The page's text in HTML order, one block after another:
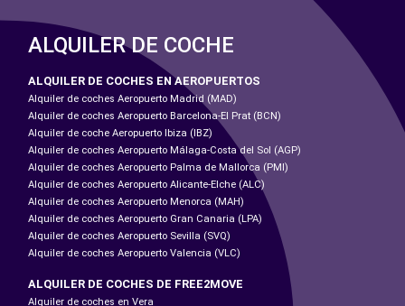
ALQUILER DE COCHE
ALQUILER DE COCHES EN AEROPUERTOS
Alquiler de coches Aeropuerto Madrid (MAD)
Alquiler de coches Aeropuerto Barcelona-El Prat (BCN)
Alquiler de coche Aeropuerto Ibiza (IBZ)
Alquiler de coches Aeropuerto Málaga-Costa del Sol (AGP)
Alquiler de coches Aeropuerto Palma de Mallorca (PMI)
Alquiler de coches Aeropuerto Alicante-Elche (ALC)
Alquiler de coches Aeropuerto Menorca (MAH)
Alquiler de coches Aeropuerto Gran Canaria (LPA)
Alquiler de coches Aeropuerto Sevilla (SVQ)
Alquiler de coches Aeropuerto Valencia (VLC)
ALQUILER DE COCHES DE FREE2MOVE
Alquiler de coches en Vera